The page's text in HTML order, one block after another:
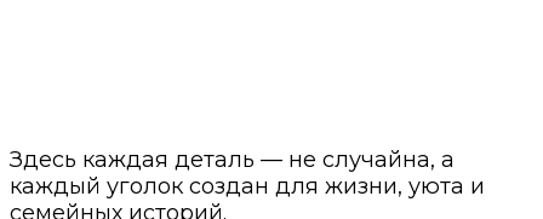
Здесь каждая деталь — не случайна, а
каждый уголок создан для жизни, уюта и
семейных историй.